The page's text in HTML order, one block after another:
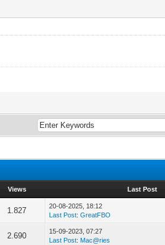
Views Last Post
1.827
20-08-2025, 18:12
Last Post:GreatFBO
2.690
15-09-2023, 07:27
Last Post: Mac@ries